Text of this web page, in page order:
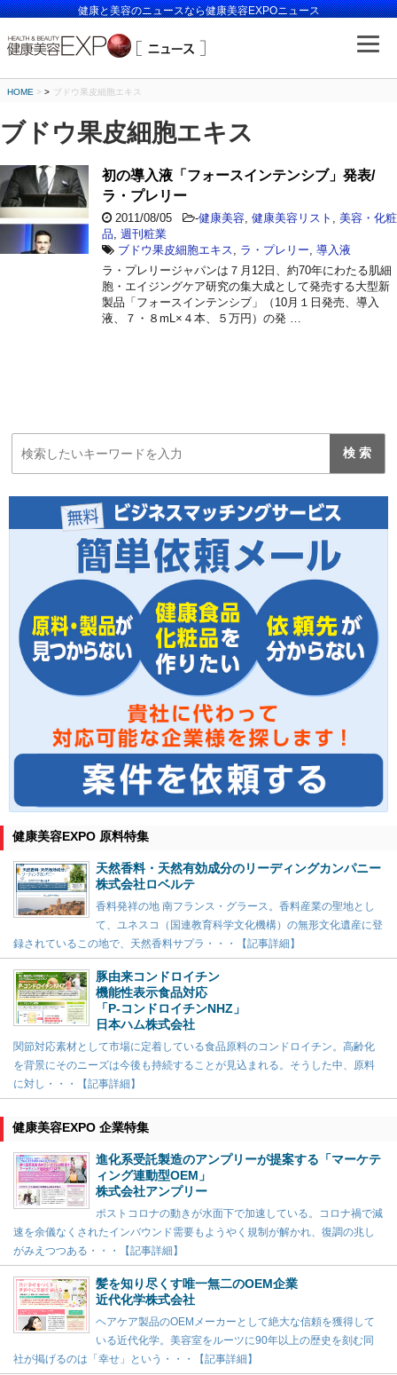
健康と美容のニュースなら健康美容EXPOニュース
HOME > ブドウ果皮細胞エキス
ブドウ果皮細胞エキス
初の導入液「フォースインテンシブ」発表/
ラ・プレリー
2011/08/05 -健康美容 健康美容リスト
美容・化粧
品 週刊粧業
ブドウ果皮細胞エキス
ラ・プレリー 導入液
ラ・プレリージャパンは７月12日、約70年にわたる肌細
胞・エイジングケア研究の集大成として発売する大型新
製品「フォースインテンシブ」（10月１日発売、導入
液、７・８mL×４本、５万円）の発 …
健康美容EXPO 原料特集
天然香料・天然有効成分のリーディングカンパニー
株式会社ロベルテ
香料発祥の地 南フランス・グラース。香料産業の聖地とし
て、ユネスコ（国連教育科学文化機構）の無形文化遺産に登
録されているこの地で、天然香料サプラ・・・【記事詳細】
豚由来コンドロイチン
機能性表示食品対応
「P-コンドロイチンNHZ」
日本ハム株式会社
関節対応素材として市場に定着している食品原料のコンドロイチン。高齢化
を背景にそのニーズは今後も持続することが見込まれる。そうした中、原料
に対し・・・【記事詳細】
健康美容EXPO 企業特集
進化系受託製造のアンプリーが提案する「マーケテ
ィング連動型OEM」
株式会社アンプリー
ポストコロナの動きが水面下で加速している。コロナ禍で減
速を余儀なくされたインバウンド需要もようやく規制が解かれ、復調の兆し
がみえつつある・・・【記事詳細】
髪を知り尽くす唯一無二のOEM企業
近代化学株式会社
ヘアケア製品のOEMメーカーとして絶大な信頼を獲得して
いる近代化学。美容室をルーツに90年以上の歴史を刻む同
社が掲げるのは「幸せ」という・・・【記事詳細】